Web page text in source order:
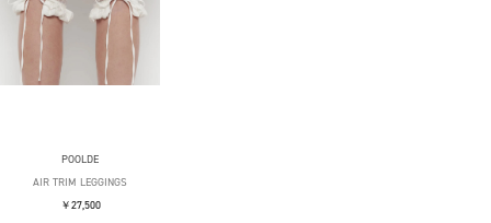
POOLDE
AIR TRIM LEGGINGS
￥27,500